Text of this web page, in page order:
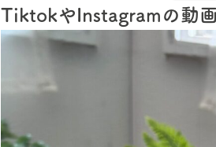
TiktokやInstagramの動